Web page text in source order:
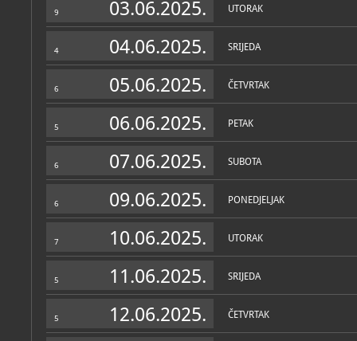
9 03.06.2025. UTORAK
4 04.06.2025. SRIJEDA
6 05.06.2025. ČETVRTAK
5 06.06.2025. PETAK
6 07.06.2025. SUBOTA
6 09.06.2025. PONEDJELJAK
7 10.06.2025. UTORAK
5 11.06.2025. SRIJEDA
5 12.06.2025. ČETVRTAK
OPĆI PODACI
Zbirke